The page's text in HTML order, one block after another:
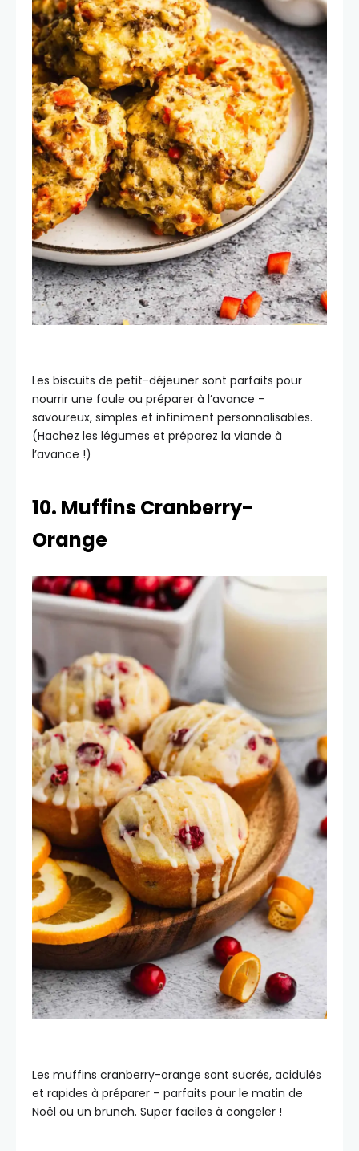
Les biscuits de petit-déjeuner sont parfaits pour
nourrir une foule ou préparer à l’avance –
savoureux, simples et infiniment personnalisables.
(Hachez les légumes et préparez la viande à
l’avance !)
10. Muffins Cranberry-
Orange
Les muffins cranberry-orange sont sucrés, acidulés
et rapides à préparer – parfaits pour le matin de
Noël ou un brunch. Super faciles à congeler !